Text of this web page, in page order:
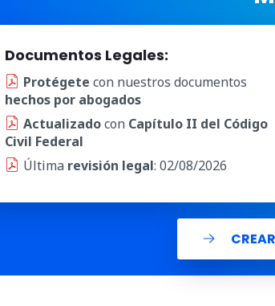
Documentos Legales:
Protégete con nuestros documentos
hechos por abogados
Actualizadocon Capítulo II del Código
Civil Federal
Última revisión legal: 02/08/2026